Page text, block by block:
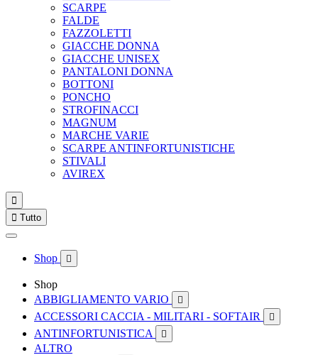
SCARPE
FALDE
FAZZOLETTI
GIACCHE DONNA
GIACCHE UNISEX
PANTALONI DONNA
BOTTONI
PONCHO
STROFINACCI
MAGNUM
MARCHE VARIE
SCARPE ANTINFORTUNISTICHE
STIVALI
AVIREX

 Tutto
Shop 
Shop
ABBIGLIAMENTO VARIO

ACCESSORI CACCIA - MILITARI - SOFTAIR 
ANTINFORTUNISTICA 
ALTRO